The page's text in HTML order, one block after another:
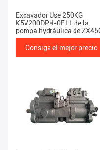
Excavador Use 250KG
K5V200DPH-0E11 de la
pompa hydráulica de
1 Hitachi
Consiga el mejor precio